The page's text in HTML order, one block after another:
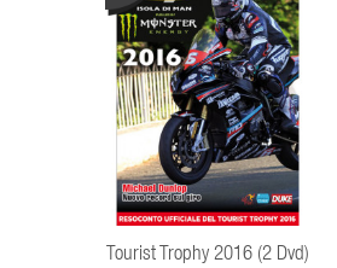
Tourist Trophy 2016 (2 Dvd)